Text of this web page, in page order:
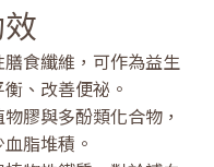
食纖維，可作為益生
、改善便祕。
膠與多酚類化合物，
脂堆積。